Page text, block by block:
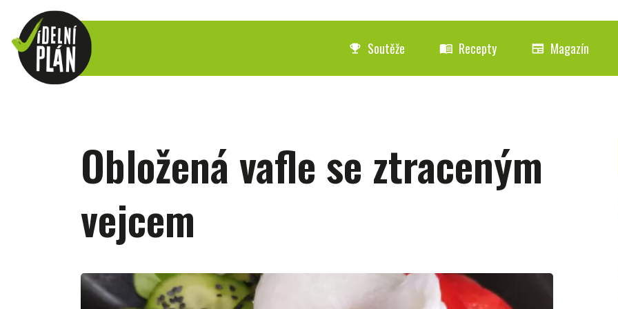
emoji_events Soutěže menu_book Recepty newspaper Magazín
Obložená vafle se ztraceným
vejcem